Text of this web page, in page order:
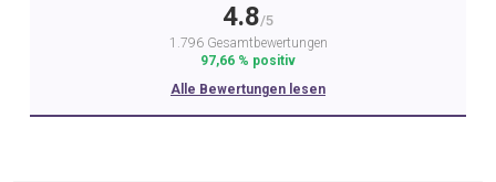
4.8/5
1.796 Gesamtbewertungen
97,66 % positiv
Alle Bewertungen lesen